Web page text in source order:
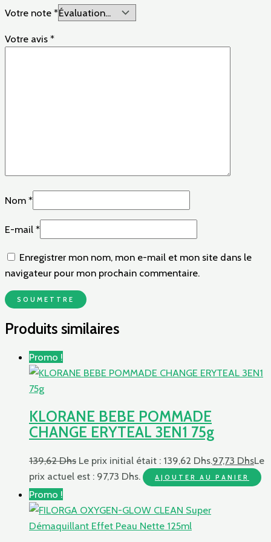
Votre note *
Votre avis *
Nom *
E-mail *
Enregistrer mon nom, mon e-mail et mon site dans le
navigateur pour mon prochain commentaire.
Produits similaires
Promo !
KLORANE BEBE POMMADE
CHANGE ERYTEAL 3EN1 75g
139,62Dhs Le prix initial était : 139,62 Dhs.97,73 DhsLe
prix actuel est : 97,73 Dhs.
AJOUTER AU PANIER
Promo !